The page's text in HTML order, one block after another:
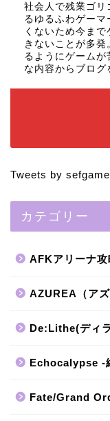
社会人で残業ゴリ
るゆるふわゲー
くないため今ま
きないことが多
るようにゲームが
な内容からブログ
Tweets by
カテゴリー
AFKアリーナ攻
AZUREA（ア
De:Lithe(ディ
Echocalypse -
Fate/Grand